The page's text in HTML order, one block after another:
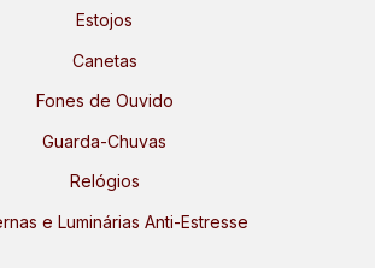
Estojos
Canetas
Fones de Ouvido
Guarda-Chuvas
Relógios
e Luminárias Anti-Estresse